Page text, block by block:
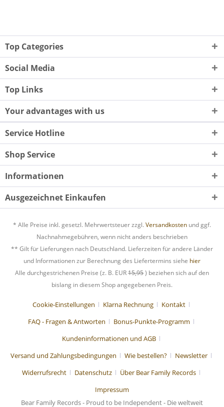
Top Categories
Social Media
Top Links
Your advantages with us
Service Hotline
Shop Service
Informationen
Ausgezeichnet Einkaufen
* Alle Preise inkl. gesetzl. Mehrwertsteuer zzgl. Versandkosten und ggf.
Nachnahmegebühren, wenn nicht anders beschrieben
** Gilt für Lieferungen nach Deutschland. Lieferzeiten für andere Länder
und Informationen zur Berechnung des Liefertermins siehe hier
Alle durchgestrichenen Preise (z. B. EUR15,95) beziehen sich auf den
bislang in diesem Shop angegebenen Preis.
Cookie-Einstellungen Klarna Rechnung
Kontakt
FAQ - Fragen & Antworten
Bonus-Punkte-Programm
Kundeninformationen und AGB
Versand und Zahlungsbedingungen
Wie bestellen?
Newsletter
Widerrufsrecht
Datenschutz
Über Bear Family Records
Impressum
Bear Family Records - Proud to be Independent - Die weltweit